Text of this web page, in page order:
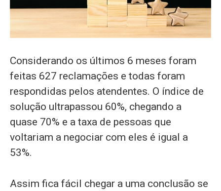
Considerando os últimos 6 meses foram
feitas 627 reclamações e todas foram
respondidas pelos atendentes. O índice de
solução ultrapassou 60%, chegando a
quase 70% e a taxa de pessoas que
voltariam a negociar com eles é igual a
53%.
Assim fica fácil chegar a uma conclusão se